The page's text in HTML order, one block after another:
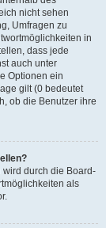
nicht sehen
Umfragen zu
in
dass jede
auch unter
Optionen ein
gilt (0 bedeutet
ob die Benutzer ihre
wird durch die Board-
als